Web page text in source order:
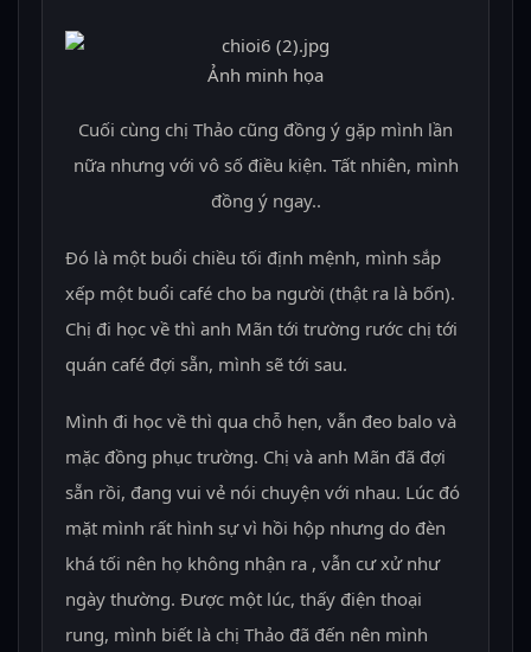
Ảnh minh họa
Cuối cùng chị Thảo cũng đồng ý gặp mình lần
nữa nhưng với vô số điều kiện. Tất nhiên, mình
đồng ý ngay..
Đó là một buổi chiều tối định mệnh, mình sắp
xếp một buổi café cho ba người (thật ra là bốn).
Chị đi học về thì anh Mãn tới trường rước chị tới
quán café đợi sẵn, mình sẽ tới sau.
Mình đi học về thì qua chỗ hẹn, vẫn đeo balo và
mặc đồng phục trường. Chị và anh Mãn đã đợi
sẵn rồi, đang vui vẻ nói chuyện với nhau. Lúc đó
mặt mình rất hình sự vì hồi hộp nhưng do đèn
khá tối nên họ không nhận ra , vẫn cư xử như
ngày thường. Được một lúc, thấy điện thoại
rung, mình biết là chị Thảo đã đến nên mình